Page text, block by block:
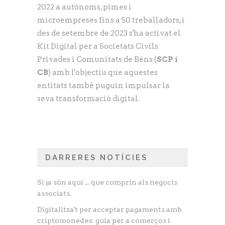
2022 a autònoms, pimes i
microempreses fins a 50 treballadors, i
des de setembre de 2023 s'ha activat el
Kit Digital per a Societats Civils
Privades i Comunitats de Béns (SCP i
CB) amb l'objectiu que aquestes
entitats també puguin impulsar la
seva transformació digital.
DARRERES NOTÍCIES
Si ja són aquí ... que comprin als negocis
associats.
Digitalitza't per acceptar pagaments amb
criptomonedes: guia per a comerços i